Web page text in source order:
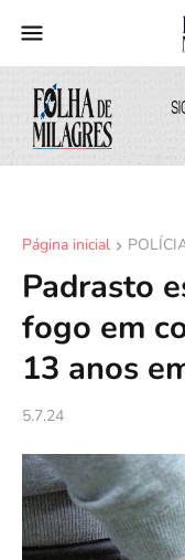
Página inicial
Padrasto
fogo em
13 anos
5.7.24